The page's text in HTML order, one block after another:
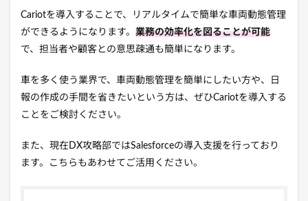
Cariotを導入することで、リアルタイムで簡単な車両動態管理
ができるようになります。 業務の効率化を図ることが可能
で、担当者や顧客との意思疎通も簡単になります。
車を多く使う業界で、車両動態管理を簡単にしたい方や、日
報の作成の手間を省きたいという方は、ぜひCariotを導入する
ことをご検討ください。
また、現在DX攻略部ではSalesforceの導入支援を行っており
ます。こちらもあわせてご活用ください。